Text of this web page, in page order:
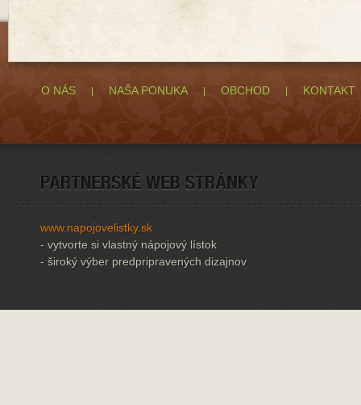
O NÁS NAŠA PONUKA OBCHOD KONTAKT
www.napojovelistky.sk
- vytvorte si vlastný nápojový lístok
- široký výber predpripravených dizajnov